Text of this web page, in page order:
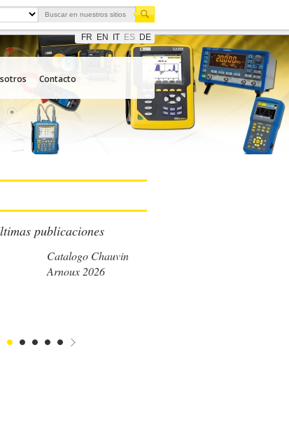
FR EN IT ES DE
Contacto
publicaciones
Catalogo Chauvin
Arnoux 2026